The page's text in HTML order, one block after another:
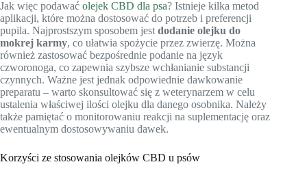
Jak więc podawać olejek CBD dla psa? Istnieje kilka metod
aplikacji, które można dostosować do potrzeb i preferencji
pupila. Najprostszym sposobem jest dodanie olejku do
mokrej karmy, co ułatwia spożycie przez zwierzę. Można
również zastosować bezpośrednie podanie na język
czworonoga, co zapewnia szybsze wchłanianie substancji
czynnych. Ważne jest jednak odpowiednie dawkowanie
preparatu – warto skonsultować się z weterynarzem w celu
ustalenia właściwej ilości olejku dla danego osobnika. Należy
także pamiętać o monitorowaniu reakcji na suplementację oraz
ewentualnym dostosowywaniu dawek.
Korzyści ze stosowania olejków CBD u psów